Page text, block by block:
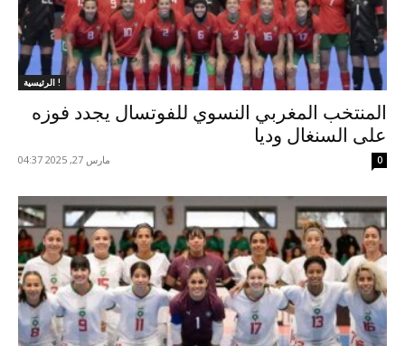
الرئيسية !
المنتخب المغربي النسوي للفوتسال يجدد فوزه
على السنغال وديا
مارس 27, 2025 04:37 0